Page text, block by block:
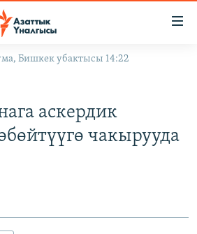
Бишкек убактысы 14:22
аскердик
чакырууда